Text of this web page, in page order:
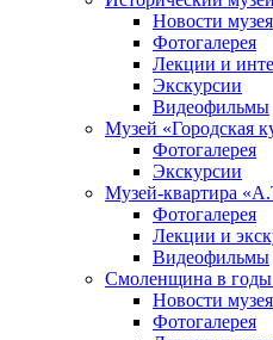
Новости музея
Фотогалерея
Лекции и
Экскурсии
Видеофильмы
Музей «Городская
Фотогалерея
Экскурсии
Музей-квартира
Фотогалерея
Лекции и
Видеофильмы
Смоленщина в
Новости музея
Фотогалерея